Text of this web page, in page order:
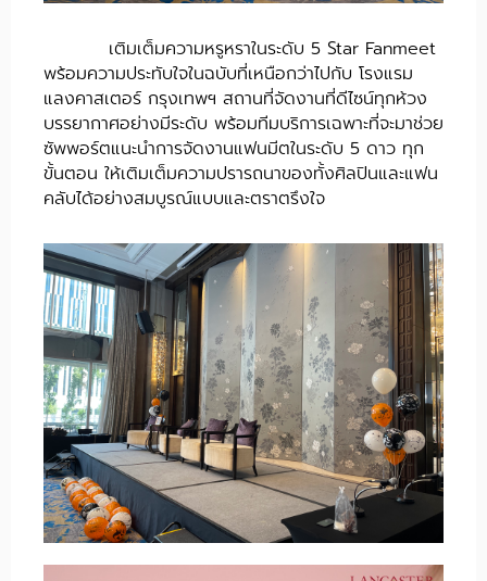
เติมเต็มความหรูหราในระดับ 5 Star Fanmeet
พร้อมความประทับใจในฉบับที่เหนือกว่าไปกับ โรงแรม
แลงคาสเตอร์ กรุงเทพฯ สถานที่จัดงานที่ดีไซน์ทุกห้วง
บรรยากาศอย่างมีระดับ พร้อมทีมบริการเฉพาะที่จะมาช่วย
ซัพพอร์ตแนะนำการจัดงานแฟนมีตในระดับ 5 ดาว ทุก
ขั้นตอน ให้เติมเต็มความปรารถนาของทั้งศิลปินและแฟน
คลับได้อย่างสมบูรณ์แบบและตราตรึงใจ